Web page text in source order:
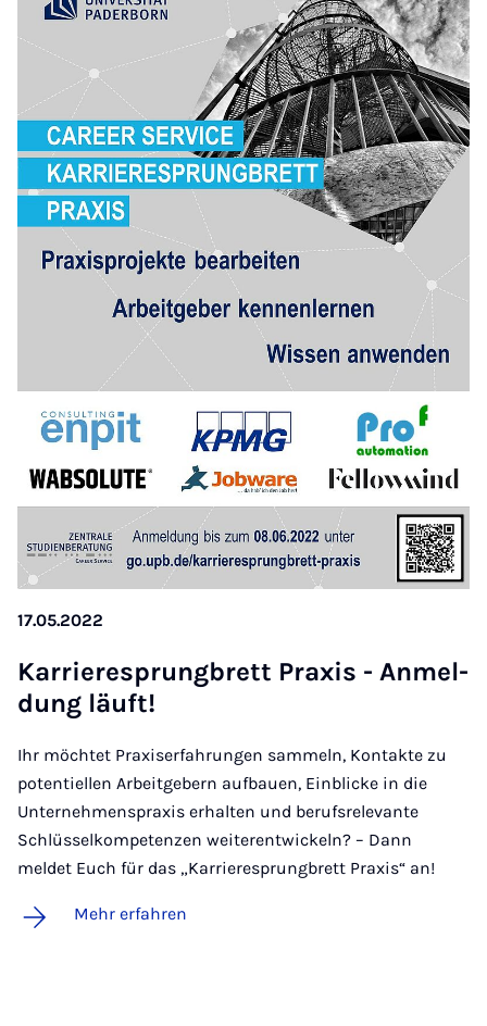
17.05.2022
Kar­rie­re­sprung­brett Pra­xis - An­mel­
dung läuft!
Ihr möchtet Praxiserfahrungen sammeln, Kontakte zu
potentiellen Arbeitgebern aufbauen, Einblicke in die
Unternehmenspraxis erhalten und berufsrelevante
Schlüsselkompetenzen weiterentwickeln? – Dann
meldet Euch für das „Karrieresprungbrett Praxis“ an!
Mehr erfahren